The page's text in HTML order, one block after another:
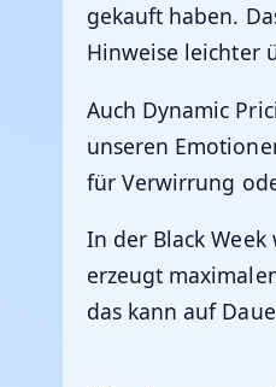
gekauft haben.
Hinweise leichter
Auch Dynamic
unseren
für Verwirrung
In der Black
erzeugt
das kann auf